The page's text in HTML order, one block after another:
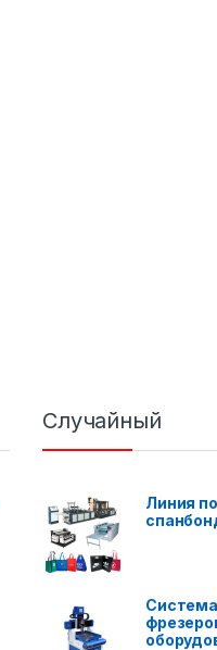
Случайный
Линия